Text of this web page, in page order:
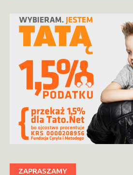
ZAPRASZAMY